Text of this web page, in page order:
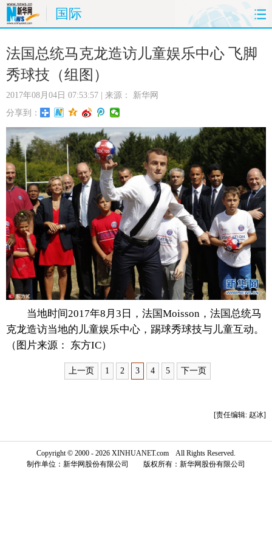
国际
首页 时政 国际 财经
娱乐 体育
时尚 思客
港澳 台湾 华人 汽车
科技 能源 房产
图片 视频 彩票 食品
旅游 健康 信息化 数据
金融 公益 军事 无人机
富媒体 摄影 新华广播
新华电视中文 新华电视英文 返回PC
法国总统马克龙造访儿童娱乐中心 飞脚
秀球技（组图）
2017年08月04日 07:53:57 | 来源： 新华网
分享到：
当地时间2017年8月3日，法国Moisson，法国总统马
克龙造访当地的儿童娱乐中心，踢球秀球技与儿童互动。
（图片来源： 东方IC）
上一页 1 2 3 4 5 下一页
[责任编辑: 赵冰]
Copyright © 2000 - 2026 XINHUANET.com All Rights Reserved.
制作单位：新华网股份有限公司 版权所有：新华网股份有限公司